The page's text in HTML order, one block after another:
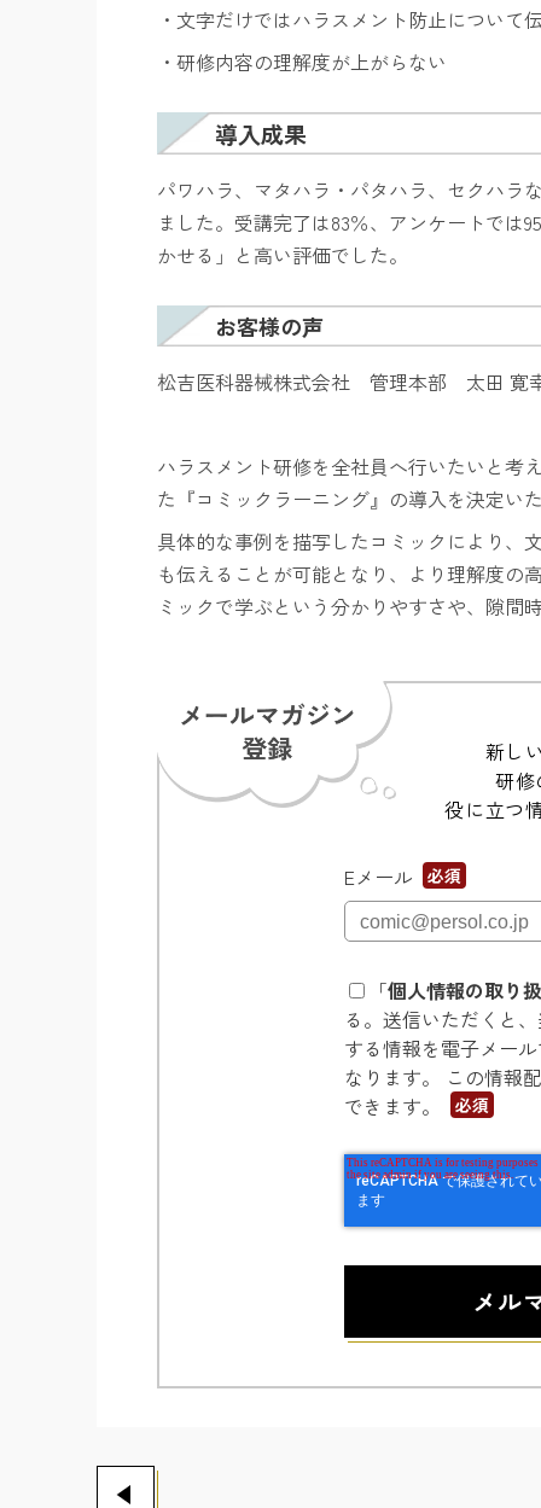
・文字だけではハラスメント防止について
・研修内容の理解度が上がらない
導入成果
パワハラ、マタハラ・パタハラ、セクハラ
ました。受講完了は83％、アンケートでは95
かせる」と高い評価でした。
お客様の声
松吉医科器械株式会社 管理本部 太田 寛
ハラスメント研修を全社員へ行いたいと考
た 『コミックラーニング』 の導入を決定い
具体的な事例を描写したコミックにより、
も伝えることが可能となり、より理解度の
ミックで学ぶという分かりやすさや、隙間
新し
研修
役に立つ
Eメール
「個人情報の取り
る。送信いただくと
する情報を電子メー
なります。 この情報
できます。